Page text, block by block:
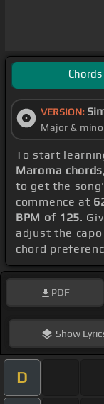
Chords
VERSION:
Major &
To start
Maroma chords
to get the
commence at
BPM of 125.
adjust the
chord
PDF
Show
D